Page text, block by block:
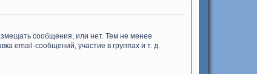
сообщения, или нет. Тем не менее
email-сообщений, участие в группах и т. д.